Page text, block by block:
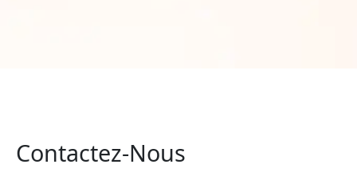
Contactez-Nous